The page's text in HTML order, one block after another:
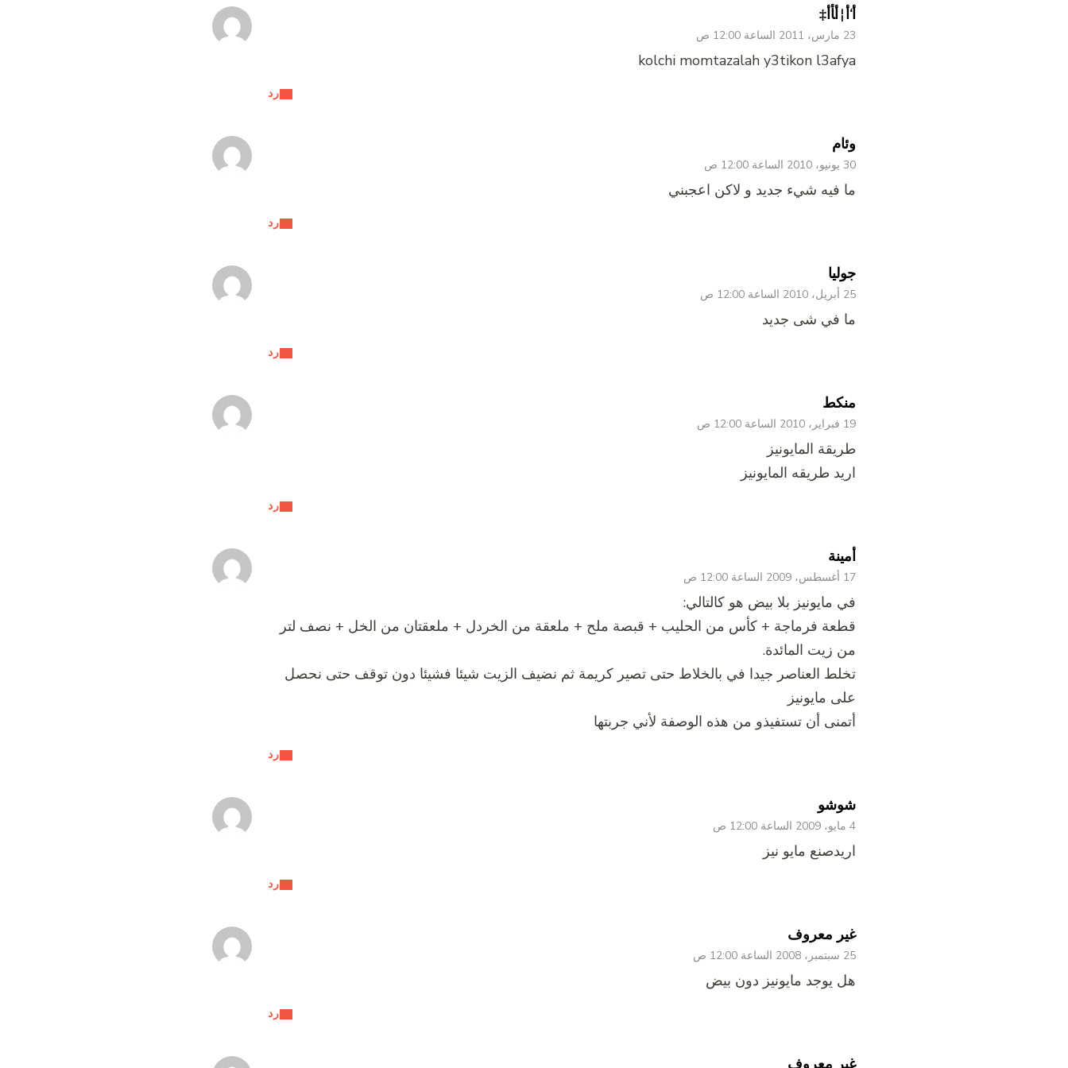
أ‘أ¦أ‍أ­أ‡
23 مارس، 2011 الساعة 12:00 ص
رد
kolchi momtazalah y3tikon l3afya
وئام
30 يونيو، 2010 الساعة 12:00 ص
رد
ما فيه شيء جديد و لاكن اعجبني
جوليا
25 أبريل، 2010 الساعة 12:00 ص
رد
ما في شى جديد
منكط
19 فبراير، 2010 الساعة 12:00 ص
رد
طريقة المايونيز
اريد طريقه المايونيز
أمينة
17 أغسطس، 2009 الساعة 12:00 ص
رد
في مايونيز بلا بيض هو كالتالي:
قطعة فرماجة + كأس من الحليب + قبصة ملح + ملعقة من الخردل + ملعقتان من الخل + نصف لتر
من زيت المائدة.
تخلط العناصر جيدا في بالخلاط حتى تصير كريمة ثم نضيف الزيت شيئا فشيئا دون توقف حتى نحصل
على مايونيز
أتمنى أن تستفيذو من هذه الوصفة لأني جربتها
شوشو
4 مايو، 2009 الساعة 12:00 ص
رد
اريدصنع مايو نيز
غير معروف
25 سبتمبر، 2008 الساعة 12:00 ص
رد
هل يوجد مايونيز دون بيض
غير معروف